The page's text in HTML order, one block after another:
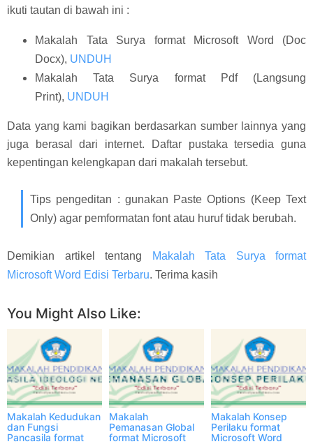
ikuti tautan di bawah ini :
Makalah Tata Surya format Microsoft Word (Doc
Docx), UNDUH
Makalah Tata Surya format Pdf (Langsung
Print), UNDUH
Data yang kami bagikan berdasarkan sumber lainnya yang
juga berasal dari internet. Daftar pustaka tersedia guna
kepentingan kelengkapan dari makalah tersebut.
Tips pengeditan : gunakan Paste Options (Keep Text
Only) agar pemformatan font atau huruf tidak berubah.
Demikian artikel tentang
Makalah Tata Surya format
Microsoft Word Edisi Terbaru. Terima kasih
You Might Also Like:
Makalah Kedudukan
dan Fungsi
Pancasila format
Makalah
Pemanasan Global
format Microsoft
Makalah Konsep
Perilaku format
Microsoft Word